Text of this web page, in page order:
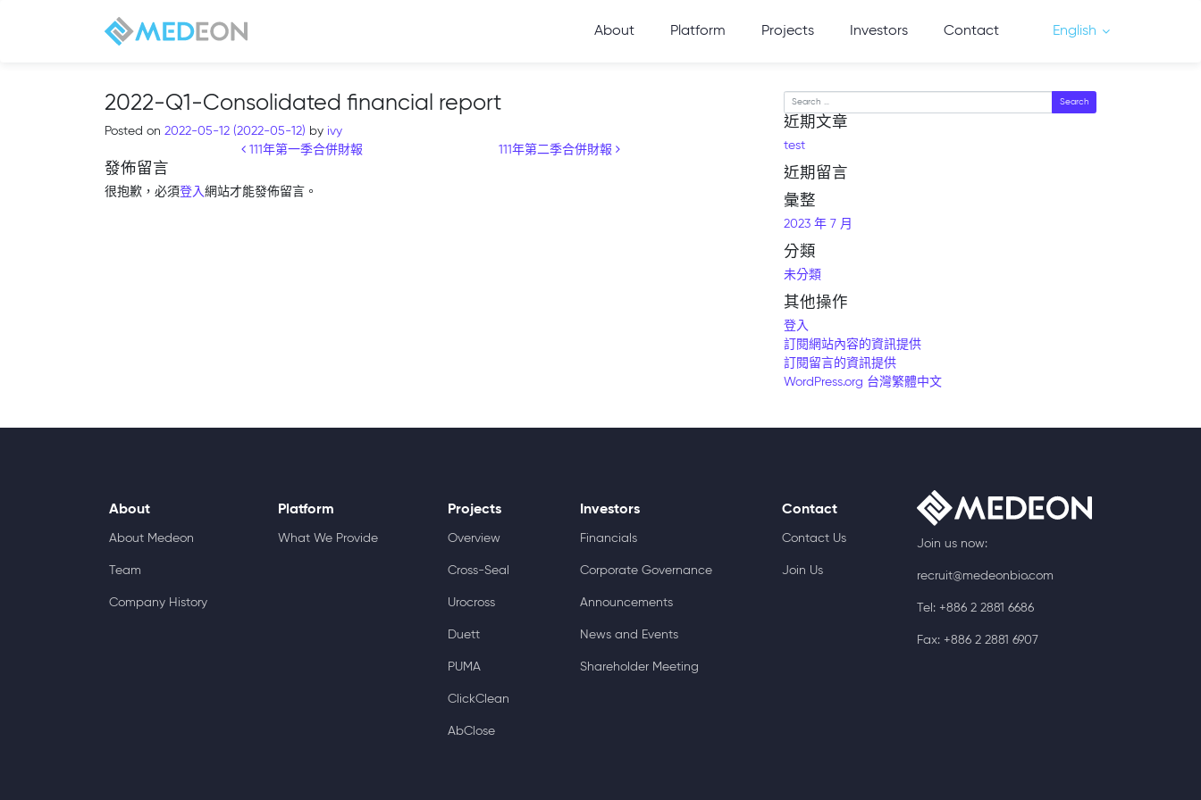
About Platform Projects Investors Contact English
2022-Q1-Consolidated financial report
Posted on 2022-05-12 (2022-05-12) by ivy
Post navigation111年第一季合併財報 111年第二季合併財報
發佈留言
很抱歉，必須登入網站才能發佈留言。
Search
近期文章
test
近期留言
彙整
2023 年 7 月
分類
未分類
其他操作
登入
訂閱網站內容的資訊提供
訂閱留言的資訊提供
WordPress.org 台灣繁體中文
About
About Medeon
Team
Company History
Platform
What We Provide
Projects
Overview
Cross-Seal
Urocross
Duett
PUMA
ClickClean
AbClose
Investors
Financials
Corporate Governance
Announcements
News and Events
Shareholder Meeting
Contact
Contact Us
Join Us
Join us now:
recruit@medeonbio.com
Tel: +886 2 2881 6686
Fax: +886 2 2881 6907